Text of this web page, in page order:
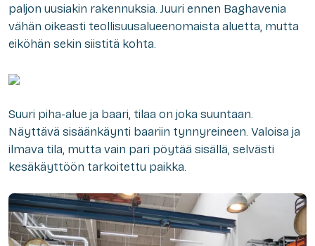
paljon uusiakin rakennuksia. Juuri ennen Baghavenia
vähän oikeasti teollisuusalueenomaista aluetta, mutta
eiköhän sekin siistitä kohta.
Suuri piha-alue ja baari, tilaa on joka suuntaan.
Näyttävä sisäänkäynti baariin tynnyreineen. Valoisa ja
ilmava tila, mutta vain pari pöytää sisällä, selvästi
kesäkäyttöön tarkoitettu paikka.